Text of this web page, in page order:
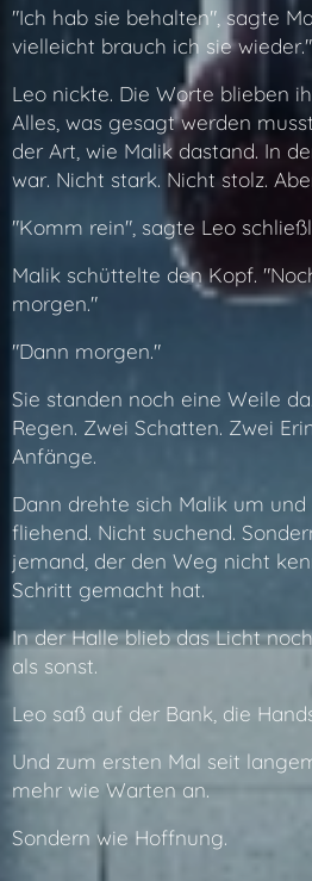
"Ich hab sie behalten", sagte
vielleicht brauch ich sie wieder."
Leo nickte. Die Worte blieben
Alles, was gesagt werden
der Art, wie Malik dastand. In
war. Nicht stark. Nicht stolz.
"Komm rein", sagte Leo
Malik schüttelte den Kopf.
morgen."
"Dann morgen."
Sie standen noch eine Weile
Regen. Zwei Schatten. Zwei
Anfänge.
Dann drehte sich Malik um
fliehend. Nicht suchend.
jemand, der den Weg nicht
Schritt gemacht hat.
In der Halle blieb das Licht
als sonst.
Leo saß auf der Bank, die
Und zum ersten Mal seit
mehr wie Warten an.
Sondern wie Hoffnung.